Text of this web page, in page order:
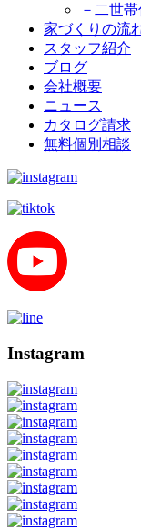
－二世
家づくりの流
スタッフ紹介
ブログ
会社概要
ニュース
カタログ請求
無料個別相談
Instagram